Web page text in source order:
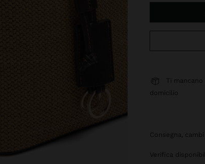
Ti mancano
domicilio
consegna,
verifica